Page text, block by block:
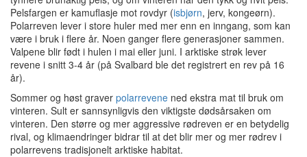
Pelsfargen er kamuflasje mot rovdyr (isbjørn, jerv, kongeørn).
Polarreven lever i store huler med mer enn en inngang, som kan
være i bruk i flere år. Noen ganger flere generasjoner sammen.
Valpene blir født i hulen i mai eller juni. I arktiske strøk lever
revene i snitt 3-4 år (på Svalbard ble det registrert en rev på 16
år).
Sommer og høst graver polarrevene ned ekstra mat til bruk om
vinteren. Sult er sannsynligvis den viktigste dødsårsaken om
vinteren. Den større og mer aggressive rødreven er en betydelig
rival, og klimaendringer bidrar til at det blir mer og mer rødrev i
polarrevens tradisjonelt arktiske habitat.